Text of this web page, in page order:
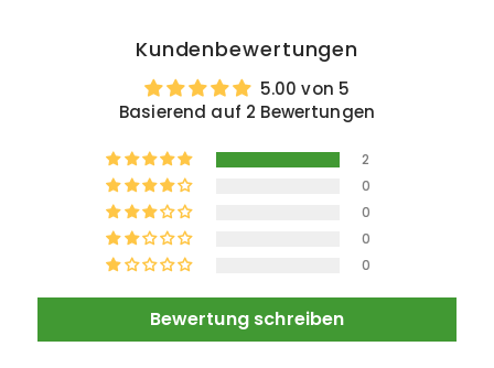
Kundenbewertungen
5.00 von 5
Basierend auf 2 Bewertungen
2
0
0
0
0
Bewertung schreiben